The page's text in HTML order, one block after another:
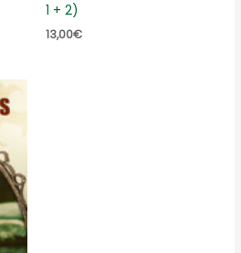
1 + 2)
13,00€